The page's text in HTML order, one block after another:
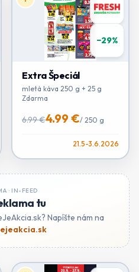
−29%
Extra Špeciál
mletá káva 250 g + 25 g
Zdarma
6.99 €4.99 €/ 250 g
21.5-3.6.2026
· IN-FEED
tu
Napíšte nám na